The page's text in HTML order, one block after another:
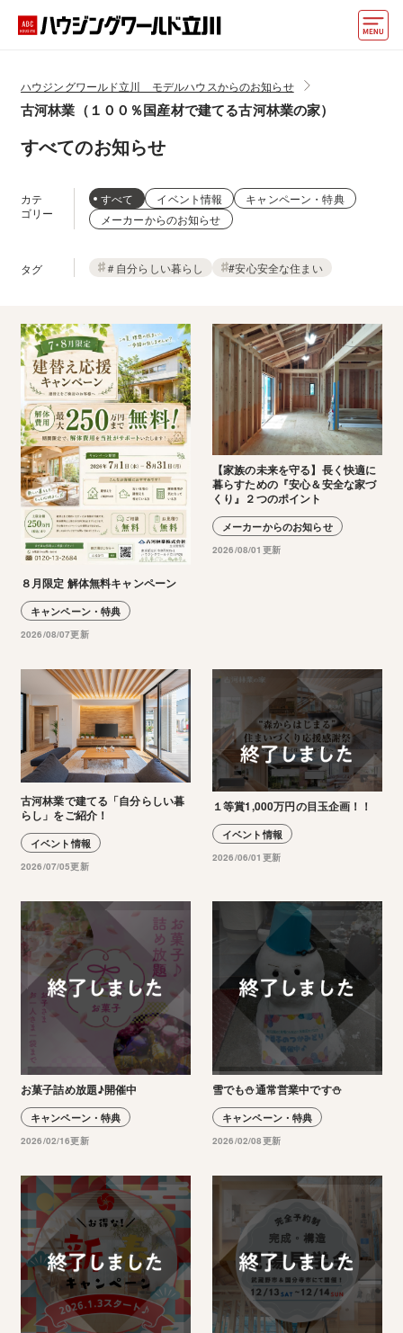
住宅会社・ハウスメーカー
イベント情報・プレゼント
アクセス
好みからモデルハウスを探す
住まいづくりお役立ち情報
マイページ アカウント登録
ハウジングワールド立川 モデルハウスからのお知らせ
古河林業（１００％国産材で建てる古河林業の家）
すべてのお知らせ
カテ
ゴリー
すべて イベント情報
キャンペーン・特典
メーカーからのお知らせ
タグ ＃自分らしい暮らし #安心安全な住まい
８月限定 解体無料キャンペーン
キャンペーン・特典
2026/08/07更新
【家族の未来を守る】長く快適に
暮らすための『安心＆安全な家づ
くり』２つのポイント
メーカーからのお知らせ
2026/08/01更新
古河林業で建てる「自分らしい暮
らし」をご紹介！
イベント情報
2026/07/05更新
１等賞1,000万円の目玉企画！！
イベント情報
2026/06/01更新
お菓子詰め放題♪開催中
キャンペーン・特典
2026/02/16更新
雪でも⛄通常営業中です⛄
キャンペーン・特典
2026/02/08更新